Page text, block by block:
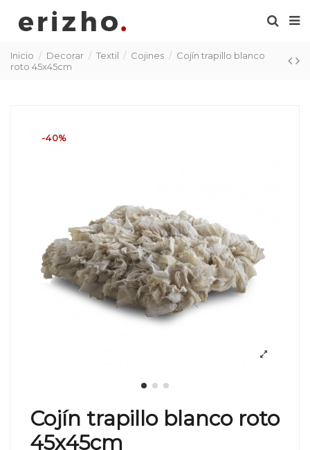
Inicio Decorar Textil Cojines
Cojín trapillo blanco
roto 45x45cm
-40%
Cojín trapillo blanco roto
45x45cm